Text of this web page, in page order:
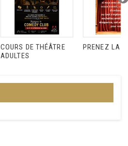
COURS DE THÉÂTRE
ADULTES
PRENEZ LA